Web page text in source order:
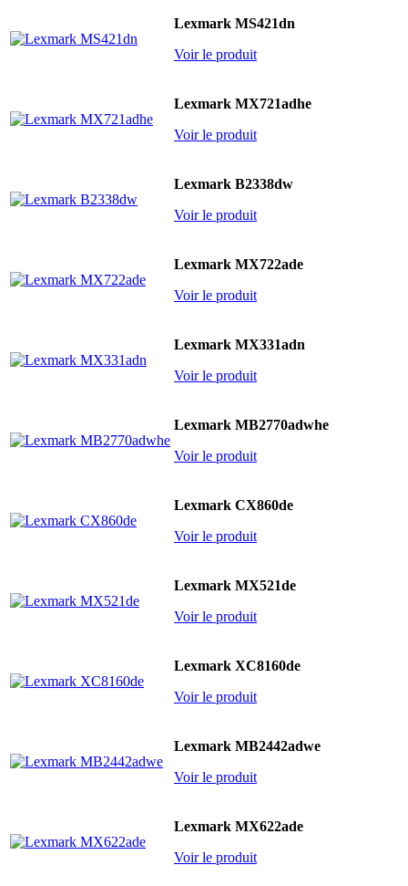
Lexmark MS421dn
Voir le produit
Lexmark MX721adhe
Voir le produit
Lexmark B2338dw
Voir le produit
Lexmark MX722ade
Voir le produit
Lexmark MX331adn
Voir le produit
Lexmark MB2770adwhe
Voir le produit
Lexmark CX860de
Voir le produit
Lexmark MX521de
Voir le produit
Lexmark XC8160de
Voir le produit
Lexmark MB2442adwe
Voir le produit
Lexmark MX622ade
Voir le produit